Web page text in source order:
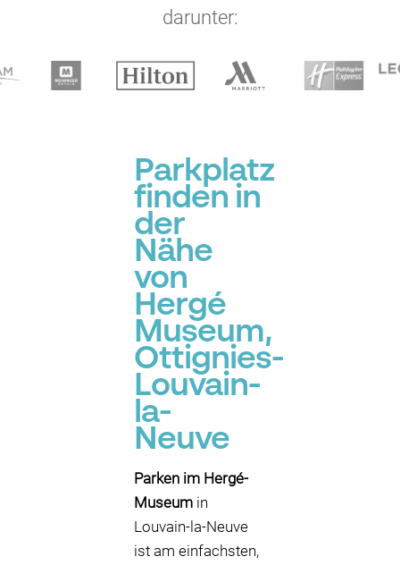
darunter:
Parkplatz
finden in
der
Nähe
von
Hergé
Museum,
Ottignies-
Louvain-
la-
Neuve
Parken im Hergé-
Museum in
Louvain-la-Neuve
ist am einfachsten,